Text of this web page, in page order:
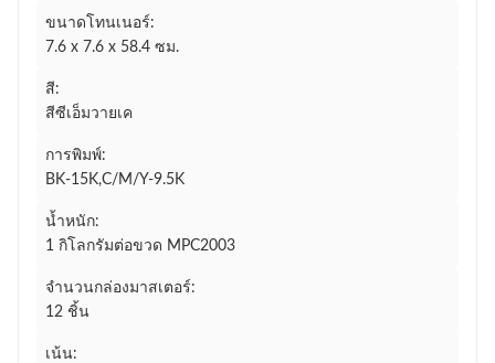
ขนาดโทนเนอร์:
7.6 x 7.6 x 58.4 ซม.
สี:
สีซีเอ็มวายเค
การพิมพ์:
BK-15K,C/M/Y-9.5K
น้ำหนัก:
1 กิโลกรัมต่อขวด MPC2003
จำนวนกล่องมาสเตอร์:
12 ชิ้น
เน้น: